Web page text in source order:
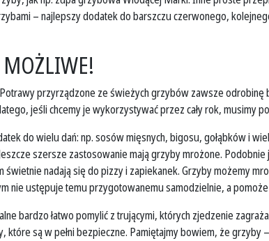
– najlepszy dodatek do barszczu czerwonego,
MOŻLIWE!
przyrządzone ze świeżych grzybów zawsze odrobinę
jeśli chcemy je wykorzystywać przez cały rok, musimy
do wielu dań: np. sosów mięsnych, bigosu, gołąbków i
szersze zastosowanie mają grzyby mrożone.
nadają się do pizzy i zapiekanek. Grzyby możemy
ustępuje temu przygotowanemu samodzielnie, a pomoże
bardzo łatwo pomylić z trującymi, których zjedzenie
są w pełni bezpieczne. Pamiętajmy bowiem, że grzyby